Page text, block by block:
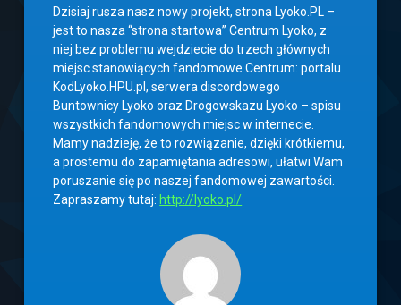
Dzisiaj rusza nasz nowy projekt, strona Lyoko.PL –
jest to nasza “strona startowa” Centrum Lyoko, z
niej bez problemu wejdziecie do trzech głównych
miejsc stanowiących fandomowe Centrum: portalu
KodLyoko.HPU.pl, serwera discordowego
Buntownicy Lyoko oraz Drogowskazu Lyoko – spisu
wszystkich fandomowych miejsc w internecie.
Mamy nadzieję, że to rozwiązanie, dzięki krótkiemu,
a prostemu do zapamiętania adresowi, ułatwi Wam
poruszanie się po naszej fandomowej zawartości.
Zapraszamy tutaj: http://lyoko.pl/